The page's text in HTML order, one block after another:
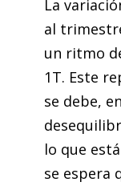
La
al
un ritmo
1T. Este
se debe,
lo que
se espera